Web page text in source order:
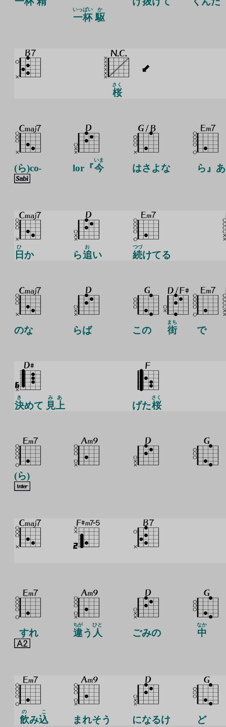
一杯
いっぱい
駆
か
桜
さく
(ら)co- lor『今
いま
はさよな ら』
日
ひ
か ら追
お
い 続
つづ
けてる
のな らば この 街
まち
で
決
き
めて 見上
みあ
げた桜
さく
(ら)
すれ 違
ちが
う 人
ひと
ごみの 中
なか
飲
の
み込
こ
まれそう になるけ ど